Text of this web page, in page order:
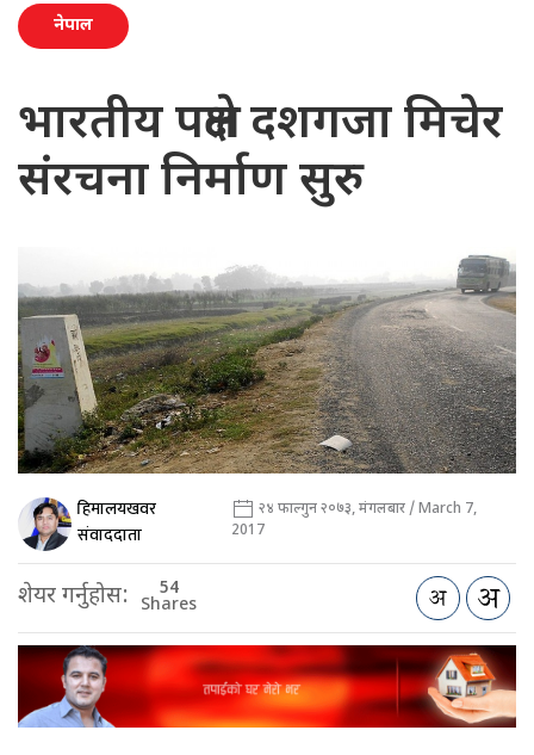
नेपाल
भारतीय पक्षले दशगजा मिचेर
संरचना निर्माण सुरु
हिमालयखवर
संवाददाता
२४ फाल्गुन २०७३, मंगलबार / March 7,
2017
शेयर गर्नुहोस: 54
Shares